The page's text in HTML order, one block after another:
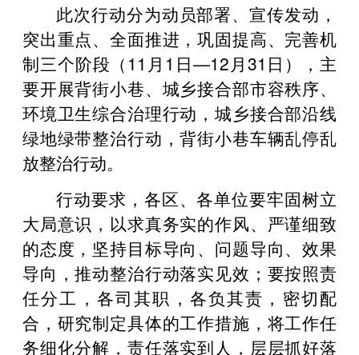
此次行动分为动员部署、宣传发动，
突出重点、全面推进，巩固提高、完善机
制三个阶段（11月1日—12月31日），主
要开展背街小巷、城乡接合部市容秩序、
环境卫生综合治理行动，城乡接合部沿线
绿地绿带整治行动，背街小巷车辆乱停乱
放整治行动。
行动要求，各区、各单位要牢固树立
大局意识，以求真务实的作风、严谨细致
的态度，坚持目标导向、问题导向、效果
导向，推动整治行动落实见效；要按照责
任分工，各司其职，各负其责，密切配
合，研究制定具体的工作措施，将工作任
务细化分解，责任落实到人，层层抓好落